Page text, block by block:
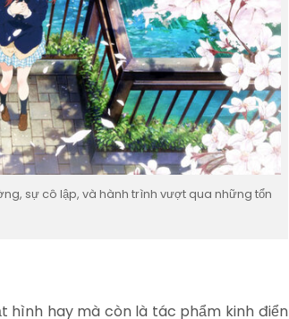
sự cô lập, và hành trình vượt qua những tổn
hình hay mà còn là tác phẩm kinh điển